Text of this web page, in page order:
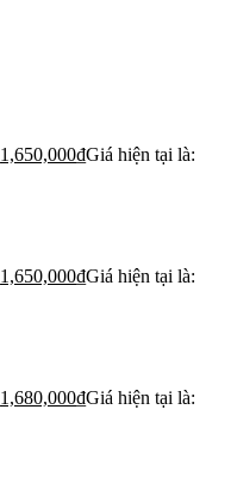
1,650,000₫Giá hiện tại là:
1,650,000₫Giá hiện tại là:
1,680,000₫Giá hiện tại là: